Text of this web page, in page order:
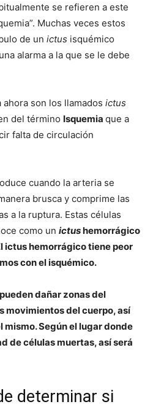
se refieren a este
Muchas veces estos
de un ictus isquémico
alarma a la que se le debe
son los llamados ictus
del término Isquemia que a
falta de circulación
cuando la arteria se
brusca y comprime las
a la ruptura. Estas células
como un ictushemorrágico
ictus hemorrágico tiene peor
con el isquémico.
pueden dañar zonas del
movimientos del cuerpo, así
Según el lugar donde
de células muertas, así será
determinar si